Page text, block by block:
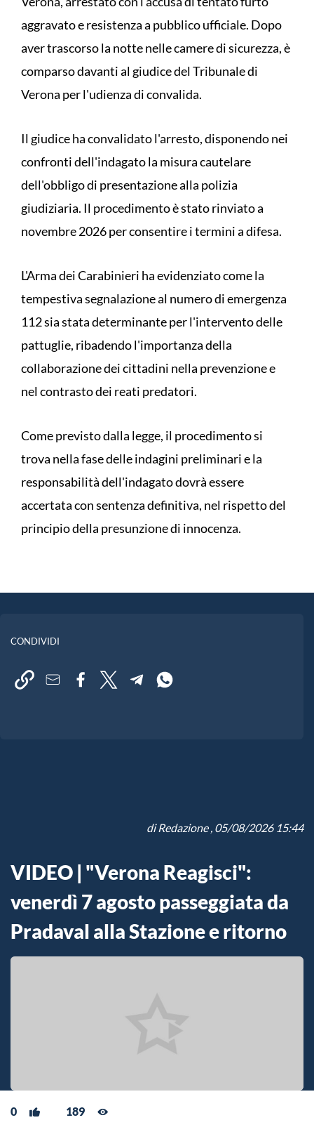
aggravato e resistenza a pubblico ufficiale. Dopo
aver trascorso la notte nelle camere di sicurezza, è
comparso davanti al giudice del Tribunale di
Verona per l'udienza di convalida.
Il giudice ha convalidato l'arresto, disponendo nei
confronti dell'indagato la misura cautelare
dell'obbligo di presentazione alla polizia
giudiziaria. Il procedimento è stato rinviato a
novembre 2026 per consentire i termini a difesa.
L'Arma dei Carabinieri ha evidenziato come la
tempestiva segnalazione al numero di emergenza
112 sia stata determinante per l'intervento delle
pattuglie, ribadendo l'importanza della
collaborazione dei cittadini nella prevenzione e
nel contrasto dei reati predatori.
Come previsto dalla legge, il procedimento si
trova nella fase delle indagini preliminari e la
responsabilità dell'indagato dovrà essere
accertata con sentenza definitiva, nel rispetto del
principio della presunzione di innocenza.
CONDIVIDI
diRedazione, 05/08/2026 15:44
VIDEO | "Verona Reagisci":
venerdì 7 agosto passeggiata da
Pradaval alla Stazione e ritorno
0 189